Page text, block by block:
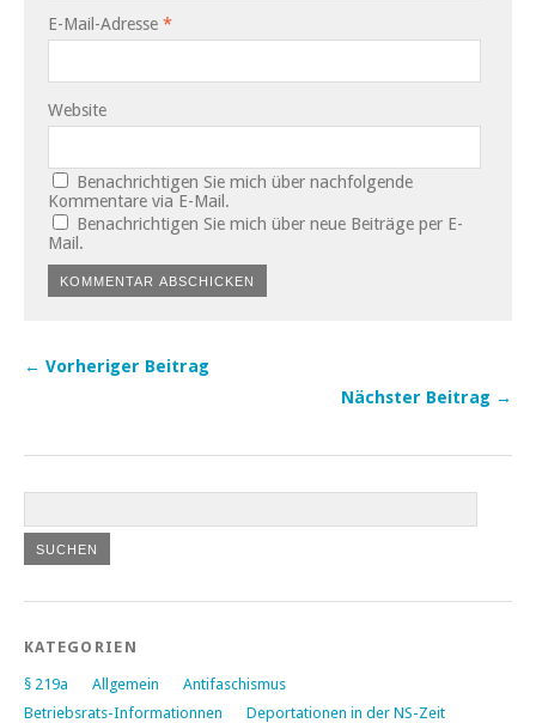
E-Mail-Adresse *
Website
Benachrichtigen Sie mich über nachfolgende
Kommentare via E-Mail.
Benachrichtigen Sie mich über neue Beiträge per E-
Mail.
← Vorheriger Beitrag
Nächster Beitrag →
KATEGORIEN
§ 219a Allgemein
Antifaschismus
Betriebsrats-Informationnen
Deportationen in der NS-Zeit